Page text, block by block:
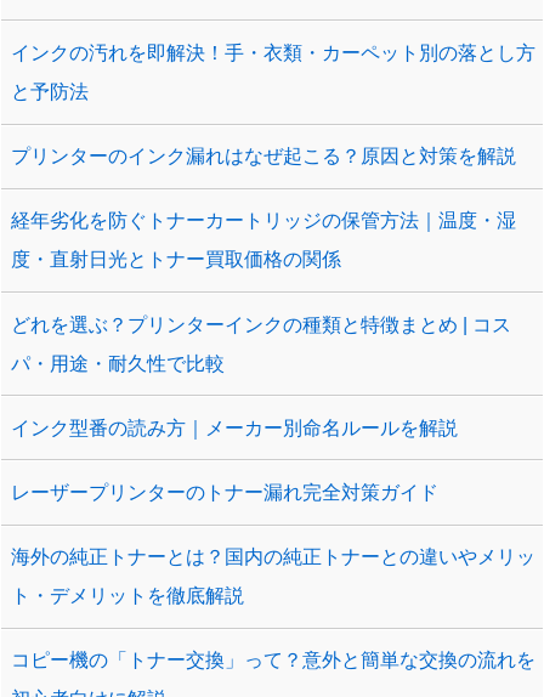
インクの汚れを即解決！手・衣類・カーペット別の落とし方
と予防法
プリンターのインク漏れはなぜ起こる？原因と対策を解説
経年劣化を防ぐトナーカートリッジの保管方法｜温度・湿
度・直射日光とトナー買取価格の関係
どれを選ぶ？プリンターインクの種類と特徴まとめ | コス
パ・用途・耐久性で比較
インク型番の読み方｜メーカー別命名ルールを解説
レーザープリンターのトナー漏れ完全対策ガイド
海外の純正トナーとは？国内の純正トナーとの違いやメリッ
ト・デメリットを徹底解説
コピー機の「トナー交換」って？意外と簡単な交換の流れを